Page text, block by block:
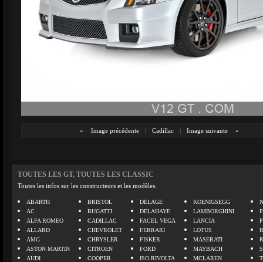
« Image précédente | Cadillac | Image suivante »
TOUTES LES GT, TOUTES LES CLASSIC
Toutes les infos sur les constructeurs et les modèles.
ABARTH
AC
ALFA ROMEO
ALLARD
AMG
ASTON MARTIN
AUDI
BRISTOL
BUGATTI
CADILLAC
CHEVROLET
CHRYSLER
CITROEN
COOPER
DELAGE
DELAHAYE
FACEL VEGA
FERRARI
FISKER
FORD
ISO RIVOLTA
KOENIGSEGG
LAMBORGHINI
LANCIA
LOTUS
MASERATI
MAYBACH
MCLAREN